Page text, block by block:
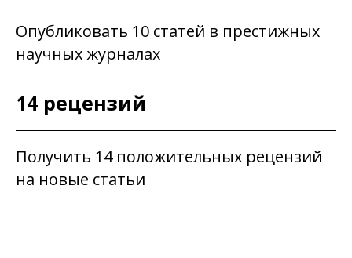
Опубликовать 10 статей в престижных
научных журналах
14 рецензий
Получить 14 положительных рецензий
на новые статьи